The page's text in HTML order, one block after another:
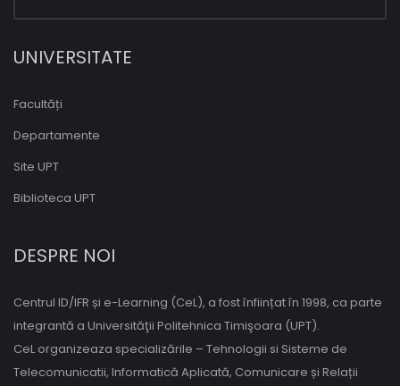
UNIVERSITATE
Facultăți
Departamente
Site UPT
Biblioteca UPT
DESPRE NOI
Centrul ID/IFR și e-Learning (CeL), a fost înființat în 1998, ca parte
integrantă a Universităţii Politehnica Timişoara (UPT).
CeL organizeaza specializările – Tehnologii si Sisteme de
Telecomunicatii, Informatică Aplicată, Comunicare și Relații